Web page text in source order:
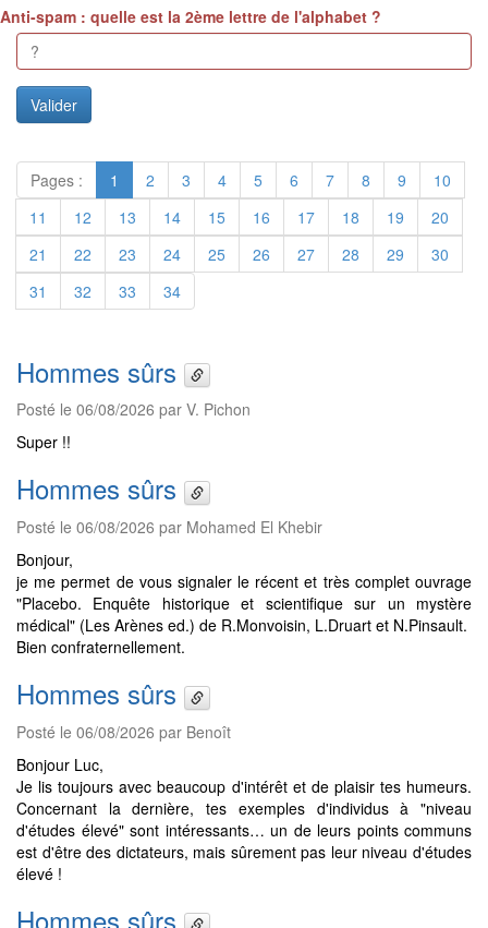
Anti-spam : quelle est la 2ème lettre de l'alphabet ?
Pages : 1 2 3 4 5 6 7 8 9
10
11
12 13 14 15 16 17 18 19
20
21
22 23 24 25 26 27 28 29
30
31
32 33 34
Hommes sûrs
Posté le 06/08/2026 par V. Pichon
Super !!
Hommes sûrs
Posté le 06/08/2026 par Mohamed El Khebir
Bonjour,
je me permet de vous signaler le récent et très complet ouvrage
"Placebo. Enquête historique et scientifique sur un mystère
médical" (Les Arènes ed.) de R.Monvoisin, L.Druart et N.Pinsault.
Bien confraternellement.
Hommes sûrs
Posté le 06/08/2026 par Benoît
Bonjour Luc,
Je lis toujours avec beaucoup d'intérêt et de plaisir tes humeurs.
Concernant la dernière, tes exemples d'individus à "niveau
d'études élevé" sont intéressants… un de leurs points communs
est d'être des dictateurs, mais sûrement pas leur niveau d'études
élevé !
Hommes sûrs